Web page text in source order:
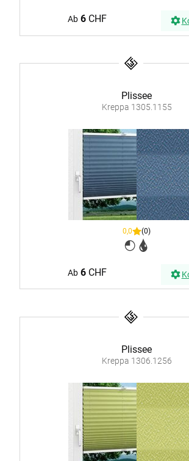
Ab 6CHF
Plissee
Kreppa 1305.1155
0,0 (0)
Ab 6CHF
Plissee
Kreppa 1306.1256